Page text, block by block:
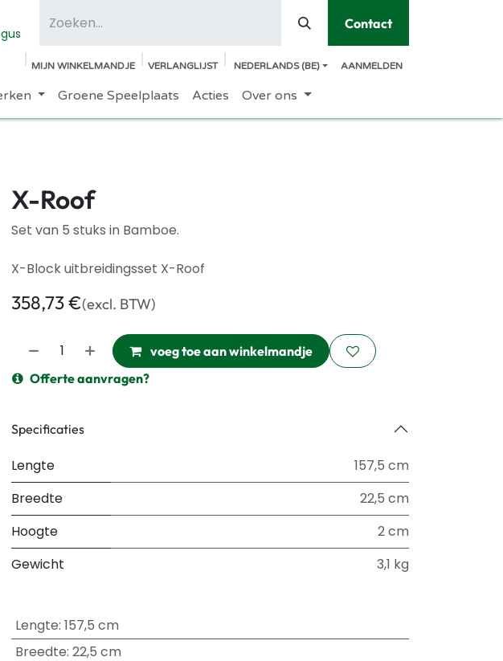
Contact
MIJN WINKELMANDJE VERLANGLIJST NEDERLANDS (BE) AANMELDEN
Groene Speelplaats Acties Over ons
X-Roof
Set van 5 stuks in Bamboe.
X-Block uitbreidingsset X-Roof
358,73€(excl. BTW)
voeg toe aan winkelmandje
Offerte aanvragen?
Specificaties
Lengte
157,5 cm
Breedte
22,5 cm
Hoogte
2 cm
Gewicht
3,1 kg
Lengte: 157,5 cm
Breedte: 22,5 cm